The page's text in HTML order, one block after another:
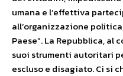
umana e l’effettiva
all’organizzazione
Paese”. La Repubblica, al
suoi strumenti autoritari
escluso e disagiato. Ci si